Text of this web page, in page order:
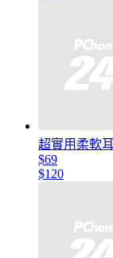
超實用柔軟
$69
$120